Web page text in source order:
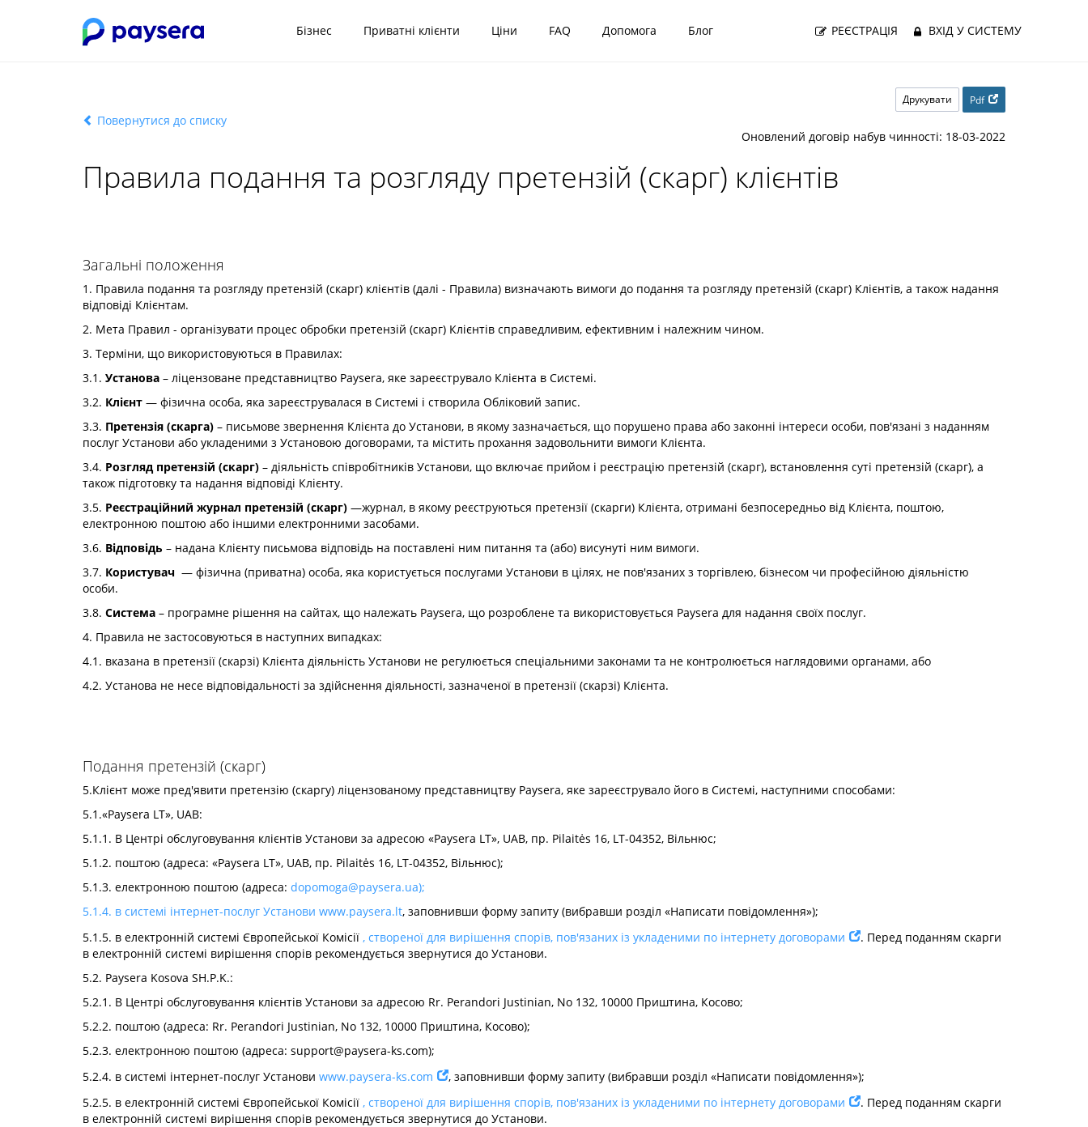
Бізнес Приватні клієнти Ціни FAQ Допомога Блог РЕЄСТРАЦІЯ ВХІД У СИСТЕМУ
Друкувати Pdf
Повернутися до списку
Оновлений договір набув чинності: 18-03-2022
Правила подання та розгляду претензій (скарг) клієнтів
Загальні положення
1. Правила подання та розгляду претензій (скарг) клієнтів (далі - Правила) визначають вимоги до подання та розгляду претензій (скарг) Клієнтів, а також надання
відповіді Клієнтам.
2. Мета Правил - організувати процес обробки претензій (скарг) Клієнтів справедливим, ефективним і належним чином.
3. Терміни, що використовуються в Правилах:
3.1. Установа – ліцензоване представництво Paysera, яке зареєструвало Клієнта в Системі.
3.2. Клієнт — фізична особа, яка зареєструвалася в Системі і створила Обліковий запис.
3.3. Претензія (скарга) – письмове звернення Клієнта до Установи, в якому зазначається, що порушено права або законні інтереси особи, пов'язані з наданням
послуг Установи або укладеними з Установою договорами, та містить прохання задовольнити вимоги Клієнта.
3.4. Розгляд претензій (скарг) – діяльність співробітників Установи, що включає прийом і реєстрацію претензій (скарг), встановлення суті претензій (скарг), а
також підготовку та надання відповіді Клієнту.
3.5. Реєстраційний журнал претензій (скарг) —журнал, в якому реєструються претензії (скарги) Клієнта, отримані безпосередньо від Клієнта, поштою,
електронною поштою або іншими електронними засобами.
3.6. Відповідь – надана Клієнту письмова відповідь на поставлені ним питання та (або) висунуті ним вимоги.
3.7. Користувач — фізична (приватна) особа, яка користується послугами Установи в цілях, не пов'язаних з торгівлею, бізнесом чи професійною діяльністю
особи.
3.8. Система – програмне рішення на сайтах, що належать Paysera, що розроблене та використовується Paysera для надання своїх послуг.
4. Правила не застосовуються в наступних випадках:
4.1. вказана в претензії (скарзі) Клієнта діяльність Установи не регулюється спеціальними законами та не контролюється наглядовими органами, або
4.2. Установа не несе відповідальності за здійснення діяльності, зазначеної в претензії (скарзі) Клієнта.
Подання претензій (скарг)
5.Клієнт може пред'явити претензію (скаргу) ліцензованому представництву Paysera, яке зареєструвало його в Системі, наступними способами:
5.1.«Paysera LT», UAB:
5.1.1. В Центрі обслуговування клієнтів Установи за адресою «Paysera LT», UAB, пр. Pilaitės 16, LT-04352, Вільнюс;
5.1.2. поштою (адреса: «Paysera LT», UAB, пр. Pilaitės 16, LT-04352, Вільнюс);
5.1.3. електронною поштою (адреса: dopomoga@paysera.ua);
5.1.4. в системі інтернет-послуг Установи www.paysera.lt, заповнивши форму запиту (вибравши розділ «Написати повідомлення»);
5.1.5. в електронній системі Європейської Комісії , створеної для вирішення спорів, пов'язаних із укладеними по інтернету договорами
. Перед поданням скарги
в електронній системі вирішення спорів рекомендується звернутися до Установи.
5.2. Paysera Kosova SH.P.K.:
5.2.1. В Центрі обслуговування клієнтів Установи за адресою Rr. Perandori Justinian, No 132, 10000 Приштина, Косово;
5.2.2. поштою (адреса: Rr. Perandori Justinian, No 132, 10000 Приштина, Косово);
5.2.3. електронною поштою (адреса: support@paysera-ks.com);
5.2.4. в системі інтернет-послуг Установи www.paysera-ks.com
, заповнивши форму запиту (вибравши розділ «Написати повідомлення»);
5.2.5. в електронній системі Європейської Комісії , створеної для вирішення спорів, пов'язаних із укладеними по інтернету договорами
. Перед поданням скарги
в електронній системі вирішення спорів рекомендується звернутися до Установи.